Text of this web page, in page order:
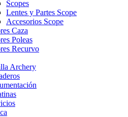
Scopes
Lentes y Partes Scope
Accesorios Scope
Caza
Poleas
Recurvo
Archery